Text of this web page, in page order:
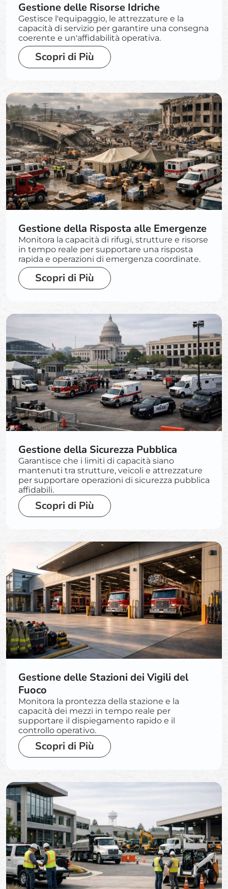
Gestione delle Risorse Idriche
Gestisce l'equipaggio, le attrezzature e la
capacità di servizio per garantire una consegna
coerente e un'affidabilità operativa.
Scopri di Più
Gestione della Risposta alle Emergenze
Monitora la capacità di rifugi, strutture e risorse
in tempo reale per supportare una risposta
rapida e operazioni di emergenza coordinate.
Scopri di Più
Gestione della Sicurezza Pubblica
Garantisce che i limiti di capacità siano
mantenuti tra strutture, veicoli e attrezzature
per supportare operazioni di sicurezza pubblica
affidabili.
Scopri di Più
Gestione delle Stazioni dei Vigili del
Fuoco
Monitora la prontezza della stazione e la
capacità dei mezzi in tempo reale per
supportare il dispiegamento rapido e il
controllo operativo.
Scopri di Più